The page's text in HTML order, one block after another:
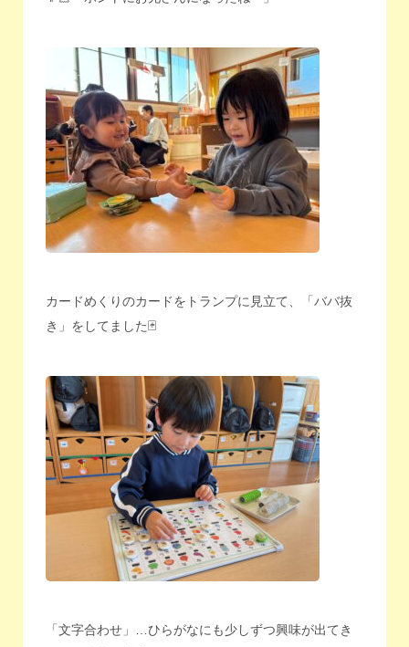
カードめくりのカードをトランプに見立て、「ババ抜
き」をしてました🃏
「文字合わせ」…ひらがなにも少しずつ興味が出てき